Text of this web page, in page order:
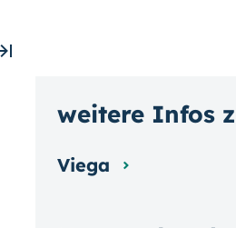
weitere Infos
Viega